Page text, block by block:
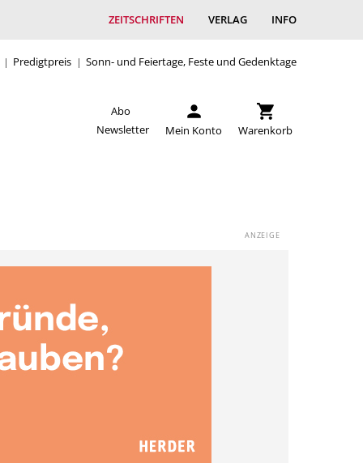
ZEITSCHRIFTEN VERLAG INFO
Predigtpreis Sonn- und Feiertage, Feste und Gedenktage
Abo
Newsletter
Mein Konto Warenkorb